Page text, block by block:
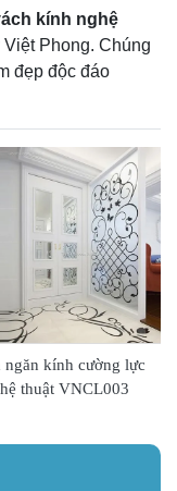
kính nghệ
Phong. Chúng
đẹp độc đáo
ngăn kính cường lực
thuật VNCL003